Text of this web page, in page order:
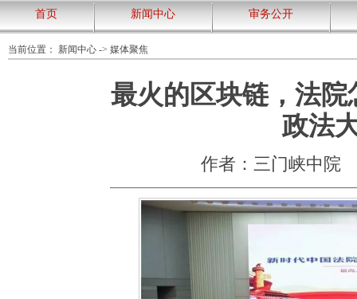
首页 新闻中心 审务公开
当前位置： 新闻中心 -> 媒体聚焦
最火的区块链，法
政法
作者：三门峡中院